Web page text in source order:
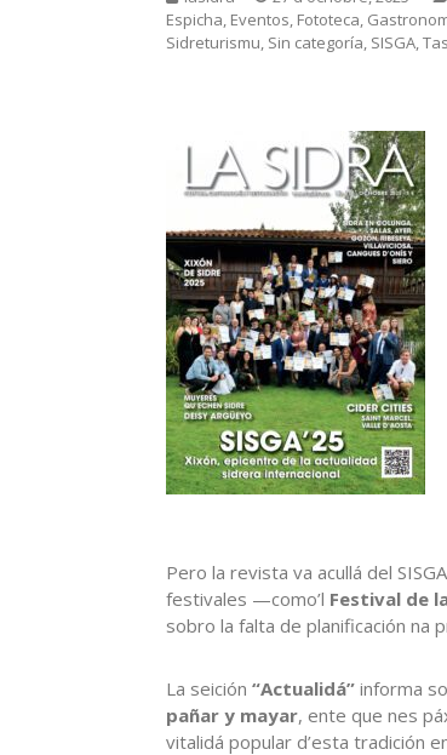
Espicha, Eventos, Fototeca,
Sidreturismu, Sin categoría, SISGA,
Pero la revista va acullá del
festivales —como’l Festival de
sobro la falta de planificación na
La seición “Actualidá” informa
pañar y mayar, ente que nes
vitalidá popular d’esta tradición